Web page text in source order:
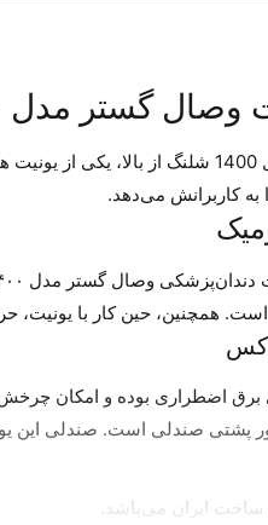
گستر مدل ۱۴۰۰
یونیت وصال گستر مدل 1400 شلنگ
به کاربرانش می‌دهد.
است. همچنین، حین کار با
پشتی صندلی است. صندلی این
ایران می‌باشد.